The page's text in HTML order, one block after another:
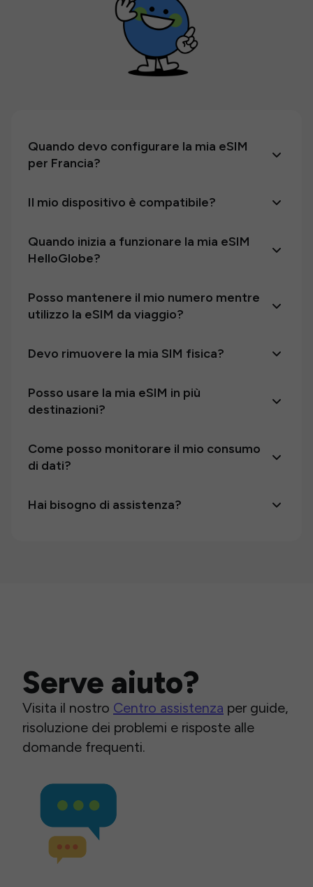
Quando devo configurare la mia eSIM
per Francia?
Il mio dispositivo è compatibile?
Quando inizia a funzionare la mia eSIM
HelloGlobe?
Posso mantenere il mio numero mentre
utilizzo la eSIM da viaggio?
Devo rimuovere la mia SIM fisica?
Posso usare la mia eSIM in più
destinazioni?
Come posso monitorare il mio consumo
di dati?
Hai bisogno di assistenza?
Serve aiuto?
Visita il nostro Centro assistenza per guide,
risoluzione dei problemi e risposte alle
domande frequenti.